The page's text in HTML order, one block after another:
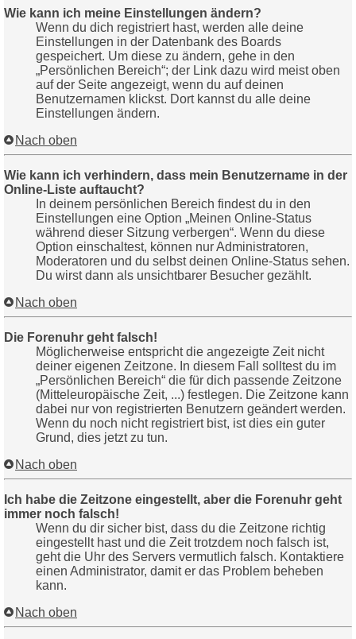
Wie kann ich meine Einstellungen ändern?
Wenn du dich registriert hast, werden alle deine
Einstellungen in der Datenbank des Boards
gespeichert. Um diese zu ändern, gehe in den
„Persönlichen Bereich“; der Link dazu wird meist oben
auf der Seite angezeigt, wenn du auf deinen
Benutzernamen klickst. Dort kannst du alle deine
Einstellungen ändern.
Nach oben
Wie kann ich verhindern, dass mein Benutzername in der
Online-Liste auftaucht?
In deinem persönlichen Bereich findest du in den
Einstellungen eine Option „Meinen Online-Status
während dieser Sitzung verbergen“. Wenn du diese
Option einschaltest, können nur Administratoren,
Moderatoren und du selbst deinen Online-Status sehen.
Du wirst dann als unsichtbarer Besucher gezählt.
Nach oben
Die Forenuhr geht falsch!
Möglicherweise entspricht die angezeigte Zeit nicht
deiner eigenen Zeitzone. In diesem Fall solltest du im
„Persönlichen Bereich“ die für dich passende Zeitzone
(Mitteleuropäische Zeit, ...) festlegen. Die Zeitzone kann
dabei nur von registrierten Benutzern geändert werden.
Wenn du noch nicht registriert bist, ist dies ein guter
Grund, dies jetzt zu tun.
Nach oben
Ich habe die Zeitzone eingestellt, aber die Forenuhr geht
immer noch falsch!
Wenn du dir sicher bist, dass du die Zeitzone richtig
eingestellt hast und die Zeit trotzdem noch falsch ist,
geht die Uhr des Servers vermutlich falsch. Kontaktiere
einen Administrator, damit er das Problem beheben
kann.
Nach oben